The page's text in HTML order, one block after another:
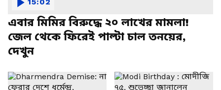
এবার মিমির বিরুদ্ধে ২০ লাখের মামলা!
জেল থেকে ফিরেই পাল্টা চাল তনয়ের,
দেখুন
15:02